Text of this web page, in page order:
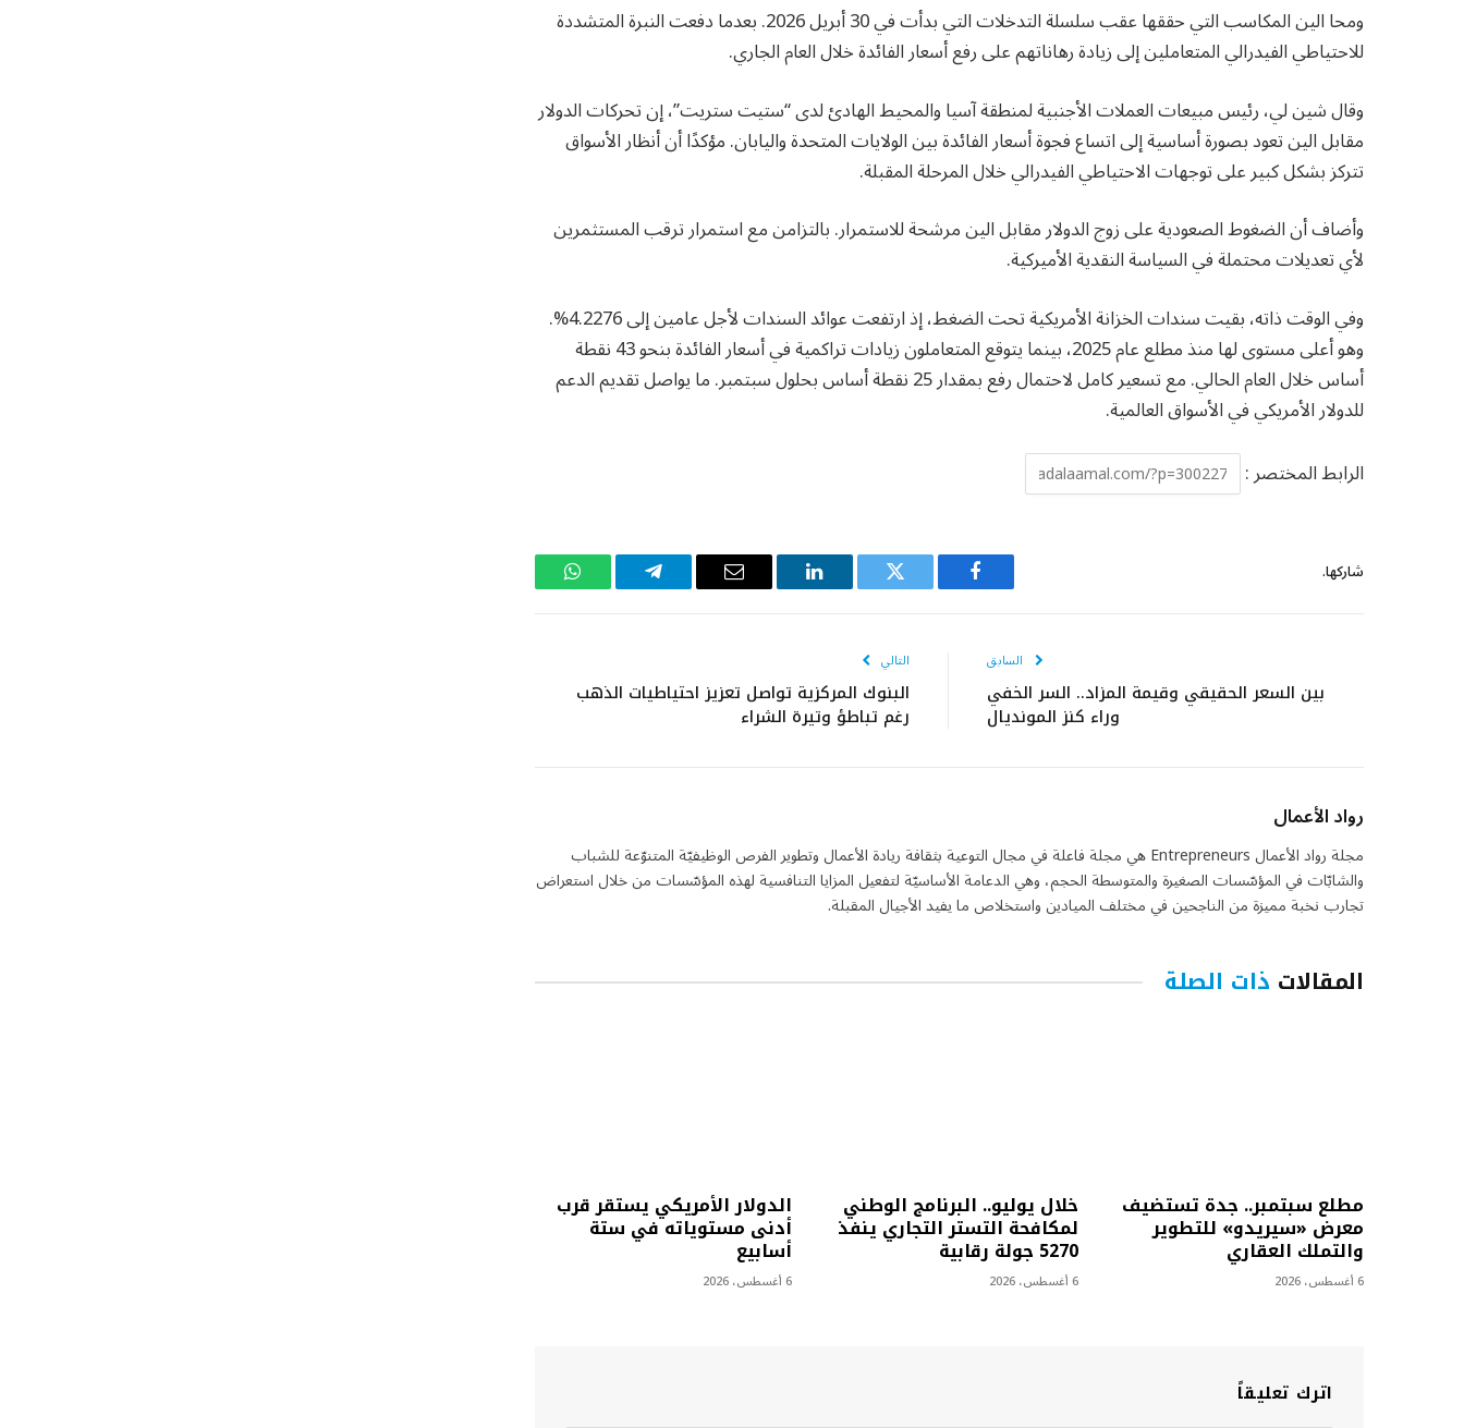
ومحا الين المكاسب التي حققها عقب سلسلة التدخلات التي بدأت في 30 أبريل 2026. بعدما دفعت النبرة المتشددة
للاحتياطي الفيدرالي المتعاملين إلى زيادة رهاناتهم على رفع أسعار الفائدة خلال العام الجاري.
وقال شين لي، رئيس مبيعات العملات الأجنبية لمنطقة آسيا والمحيط الهادئ لدى “ستيت ستريت”، إن تحركات الدولار
مقابل الين تعود بصورة أساسية إلى اتساع فجوة أسعار الفائدة بين الولايات المتحدة واليابان. مؤكدًا أن أنظار الأسواق
تتركز بشكل كبير على توجهات الاحتياطي الفيدرالي خلال المرحلة المقبلة.
وأضاف أن الضغوط الصعودية على زوج الدولار مقابل الين مرشحة للاستمرار. بالتزامن مع استمرار ترقب المستثمرين
لأي تعديلات محتملة في السياسة النقدية الأميركية.
وفي الوقت ذاته، بقيت سندات الخزانة الأمريكية تحت الضغط، إذ ارتفعت عوائد السندات لأجل عامين إلى 4.2276%.
وهو أعلى مستوى لها منذ مطلع عام 2025، بينما يتوقع المتعاملون زيادات تراكمية في أسعار الفائدة بنحو 43 نقطة
أساس خلال العام الحالي. مع تسعير كامل لاحتمال رفع بمقدار 25 نقطة أساس بحلول سبتمبر. ما يواصل تقديم الدعم
للدولار الأمريكي في الأسواق العالمية.
الرابط المختصر :
شاركها.
فيسبوك تويتر لينكدإن
البريد
تيلقرام واتساب
السابق
بين السعر الحقيقي وقيمة المزاد.. السر الخفي
وراء كنز المونديال
التالي
البنوك المركزية تواصل تعزيز احتياطيات الذهب
رغم تباطؤ وتيرة الشراء
رواد الأعمال
مجلة رواد الأعمال Entrepreneurs هي مجلة فاعلة في مجال التوعية بثقافة ريادة الأعمال وتطوير الفرص الوظيفيّة المتنوّعة للشباب
والشابّات في المؤسّسات الصغيرة والمتوسطة الحجم، وهي الدعامة الأساسيّة لتفعيل المزايا التنافسية لهذه المؤسّسات من خلال استعراض
تجارب نخبة مميزة من الناجحين في مختلف الميادين واستخلاص ما يفيد الأجيال المقبلة.
المقالات ذات الصلة
مطلع سبتمبر.. جدة تستضيف
معرض «سيريدو» للتطوير
والتملك العقاري
6 أغسطس، 2026
خلال يوليو.. البرنامج الوطني
لمكافحة التستر التجاري ينفذ
5270 جولة رقابية
6 أغسطس، 2026
الدولار الأمريكي يستقر قرب
أدنى مستوياته في ستة
أسابيع
6 أغسطس، 2026
اترك تعليقاً